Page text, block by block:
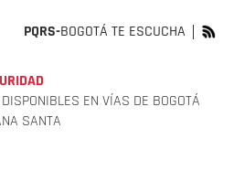
PQRS-BOGOTÁ TE ESCUCHA
EN VÍAS DE BOGOTÁ
SANTA